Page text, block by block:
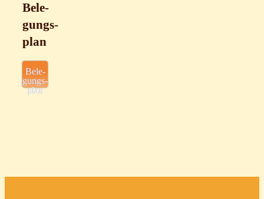
Bele­
gungs­
plan
Bele­
gungs­
plan